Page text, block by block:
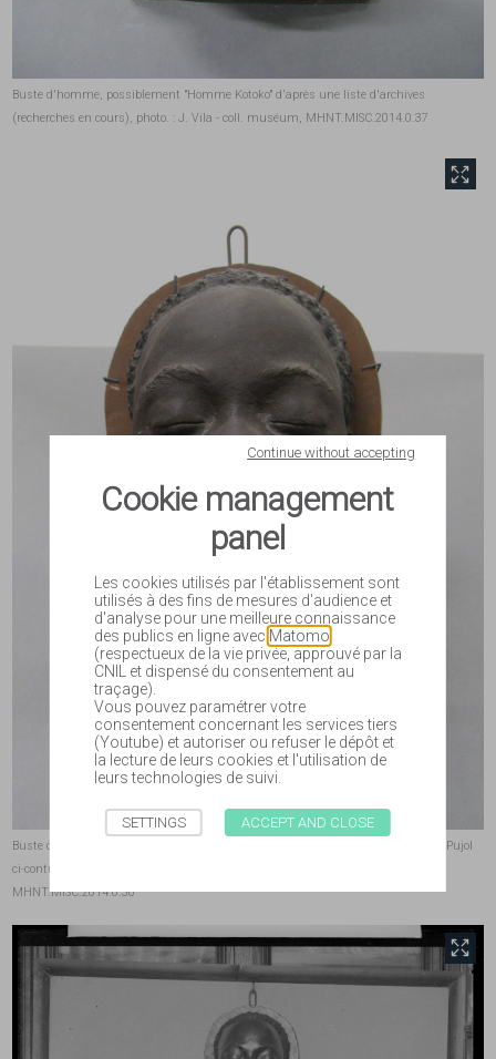
Buste d'homme, possiblement "Homme Kotoko" d'après une liste d'archives
(recherches en cours), photo. : J. Vila - coll. muséum, MHNT.MISC.2014.0.37
Buste de jeune homme moulé par L. Pales et Émile-André Leroy (voir photo. d'A. Pujol
ci-contre et de
MHNT.MISC.2014.0.30
front.tobii.full_size
Cookie management
panel
Les cookies utilisés par l'établissement sont
utilisés à des fins de mesures d'audience et
d'analyse pour une meilleure connaissance
des publics en ligne avec Matomo
(respectueux de la vie privée, approuvé par la
CNIL et dispensé du consentement au
traçage).
Vous pouvez paramétrer votre
consentement concernant les services tiers
(Youtube) et autoriser ou refuser le dépôt et
la lecture de leurs cookies et l'utilisation de
leurs technologies de suivi.
Continue without accepting
SETTINGS ACCEPT AND CLOSE